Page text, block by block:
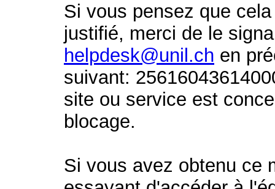
Si vous pensez que
justifié, merci de le
helpdesk@unil.ch en
suivant:
site ou service est
blocage.
Si vous avez obtenu ce